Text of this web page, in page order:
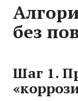
без
Шаг 1.